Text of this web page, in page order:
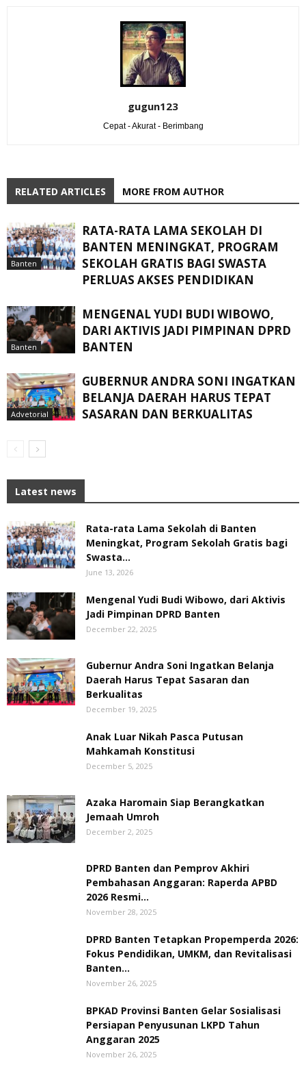
gugun123
Cepat - Akurat - Berimbang
RELATED ARTICLES MORE FROM AUTHOR
Banten
RATA-RATA LAMA SEKOLAH DI
BANTEN MENINGKAT, ‎PROGRAM
SEKOLAH GRATIS BAGI SWASTA
PERLUAS AKSES PENDIDIKAN ‎ ‎
Banten
MENGENAL YUDI BUDI WIBOWO,
DARI AKTIVIS JADI PIMPINAN DPRD
BANTEN
Advetorial
GUBERNUR ANDRA SONI INGATKAN
BELANJA DAERAH HARUS TEPAT
SASARAN DAN BERKUALITAS
Latest news
Rata-rata Lama Sekolah di Banten
Meningkat, ‎Program Sekolah Gratis bagi
Swasta...
June 13, 2026
Mengenal Yudi Budi Wibowo, dari Aktivis
Jadi Pimpinan DPRD Banten
December 22, 2025
Gubernur Andra Soni Ingatkan Belanja
Daerah Harus Tepat Sasaran dan
Berkualitas
December 19, 2025
Anak Luar Nikah Pasca Putusan
Mahkamah Konstitusi
December 5, 2025
Azaka Haromain Siap Berangkatkan
Jemaah Umroh
December 2, 2025
DPRD Banten dan Pemprov Akhiri
Pembahasan Anggaran: Raperda APBD
2026 Resmi...
November 28, 2025
DPRD Banten Tetapkan Propemperda 2026:
Fokus Pendidikan, UMKM, dan Revitalisasi
Banten...
November 26, 2025
BPKAD Provinsi Banten Gelar Sosialisasi
Persiapan Penyusunan LKPD Tahun
Anggaran 2025
November 26, 2025